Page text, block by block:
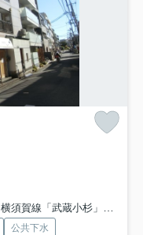
横須賀線「武蔵小杉」駅 徒歩10分
公共下水